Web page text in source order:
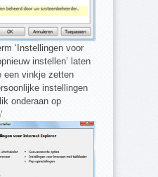
‘Instellingen voor
instellen’ laten
een vinkje zetten
instellingen
onderaan op